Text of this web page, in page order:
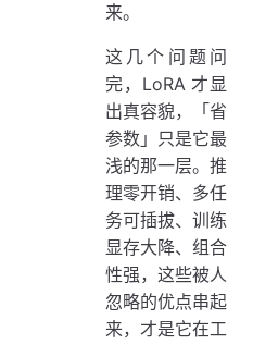
来。
这几个问题问
完，LoRA 才显
出真容貌，「省
参数」只是它最
浅的那一层。推
理零开销、多任
务可插拔、训练
显存大降、组合
性强，这些被人
忽略的优点串起
来，才是它在工